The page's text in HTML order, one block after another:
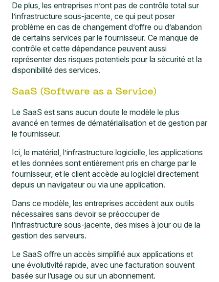
De plus, les entreprises n’ont pas de contrôle total sur
l’infrastructure sous-jacente, ce qui peut poser
problème en cas de changement d’offre ou d’abandon
de certains services par le fournisseur. Ce manque de
contrôle et cette dépendance peuvent aussi
représenter des risques potentiels pour la sécurité et la
disponibilité des services.
SaaS (Software as a Service)
Le SaaS est sans aucun doute le modèle le plus
avancé en termes de dématérialisation et de gestion par
le fournisseur.
Ici, le matériel, l’infrastructure logicielle, les applications
et les données sont entièrement pris en charge par le
fournisseur, et le client accède au logiciel directement
depuis un navigateur ou via une application.
Dans ce modèle, les entreprises accèdent aux outils
nécessaires sans devoir se préoccuper de
l’infrastructure sous-jacente, des mises à jour ou de la
gestion des serveurs.
Le SaaS offre un accès simplifié aux applications et
une évolutivité rapide, avec une facturation souvent
basée sur l’usage ou sur un abonnement.